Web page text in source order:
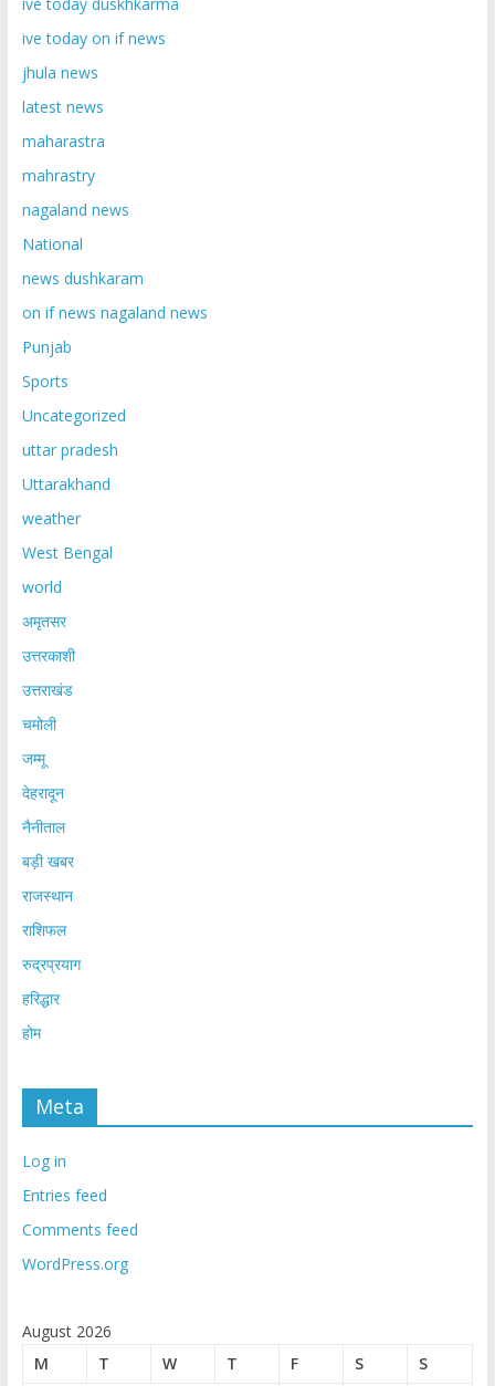
ive today duskhkarma
ive today on if news
jhula news
latest news
maharastra
mahrastry
nagaland news
National
news dushkaram
on if news nagaland news
Punjab
Sports
Uncategorized
uttar pradesh
Uttarakhand
weather
West Bengal
world
अमृतसर
उत्तरकाशी
उत्तराखंड
चमोली
जम्मू
देहरादून
नैनीताल
बड़ी खबर
राजस्थान
राशिफल
रुद्रप्रयाग
हरिद्धार
होम
Meta
Log in
Entries feed
Comments feed
WordPress.org
August 2026
M
T W T F S S